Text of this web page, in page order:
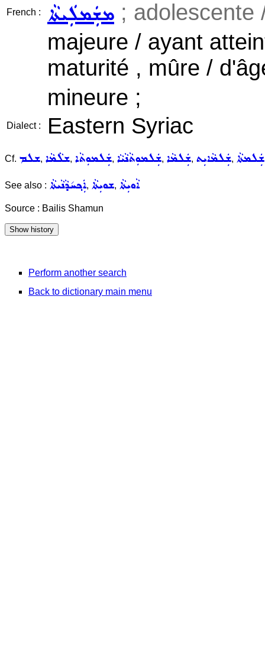
French : ܡܫܲܡܠܲܝܬܵܐ ; adolescente
majeure / ayant
maturité , mûre /
mineure ;
Dialect : Eastern Syriac
Cf. ܫܠܡ, ܫܠܵܡܵܐ, ܫܲܠܡܘܼܬܵܐ, ܫܲܠܡܘܼܬܵܢܵܝܵܐ, ܫܲܠܡܵܐ, ܫܲܠܡܵܐܝܼܬ,
See also : ܐܲܟ݂ܚ݇ܕܵܢܵܝܬܵܐ, ܫܘܝܼܬܵܐ, ܐܵܘܝܼܬܵܐ
Source : Bailis Shamun
Perform another search
Back to dictionary main menu